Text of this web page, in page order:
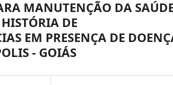
MANUTENÇÃO DA
DE
EM PRESENÇA DE
- GOIÁS